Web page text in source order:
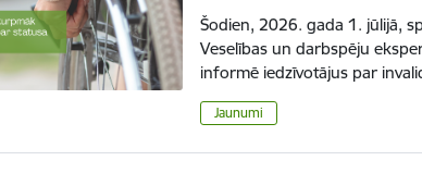
Šodien, 2026. gada 1. jūlijā,
Veselības un darbspēju
informē iedzīvotājus par
Jaunumi